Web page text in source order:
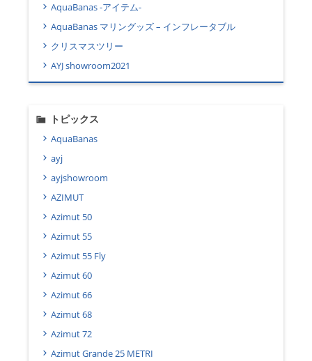
AquaBanas -アイテム-
AquaBanas マリングッズ – インフレータブル
クリスマスツリー
AYJ showroom2021
トピックス
AquaBanas
ayj
ayjshowroom
AZIMUT
Azimut 50
Azimut 55
Azimut 55 Fly
Azimut 60
Azimut 66
Azimut 68
Azimut 72
Azimut Grande 25 METRI